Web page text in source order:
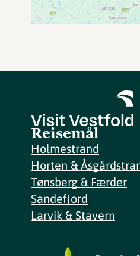
Reisemål
Holmestrand
Horten &
Tønsberg & Færder
Sandefjord
Larvik & Stavern